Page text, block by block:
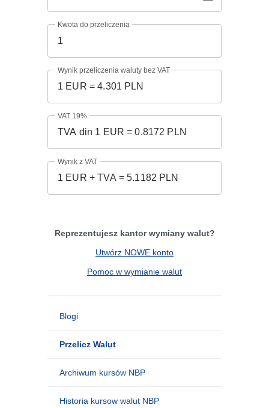
Kwota do przeliczenia
Wynik przeliczenia waluty bez VAT
VAT 19%
Wynik z VAT
Reprezentujesz kantor wymiany walut?
Utwórz NOWE konto
Pomoc w wymianie walut
Blogi
Przelicz Walut
Archiwum kursów NBP
Historia kursow walut NBP